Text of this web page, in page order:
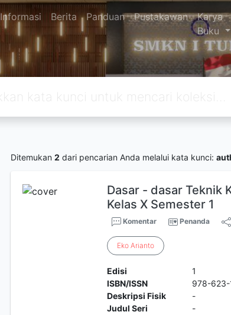
Informasi Berita Panduan Pustakawan
Karya
Buku
Ditemukan 2 dari pencarian Anda melalui kata kunci:
Dasar - dasar Teknik
Kelas X Semester 1
Komentar Penanda
Eko Arianto
Edisi
1
ISBN/ISSN
978-
Deskripsi Fisik
-
Judul Seri
-